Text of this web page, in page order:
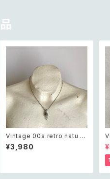
Vintage 00s retro natu st
one quartz wire work ne
cklace レトロ ヴィンテージ
¥3,980